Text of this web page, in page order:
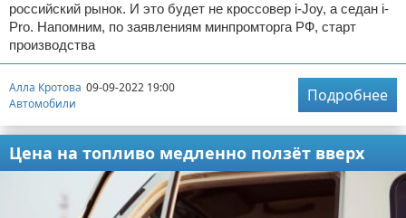
российский рынок. И это будет не кроссовер i-Joy, а седан i-
Pro. Напомним, по заявлениям минпромторга РФ, старт
производства
Алла Кротова 09-09-2022 19:00
Автомобили
Подробнее
Цена на топливо медленно ползёт вверх